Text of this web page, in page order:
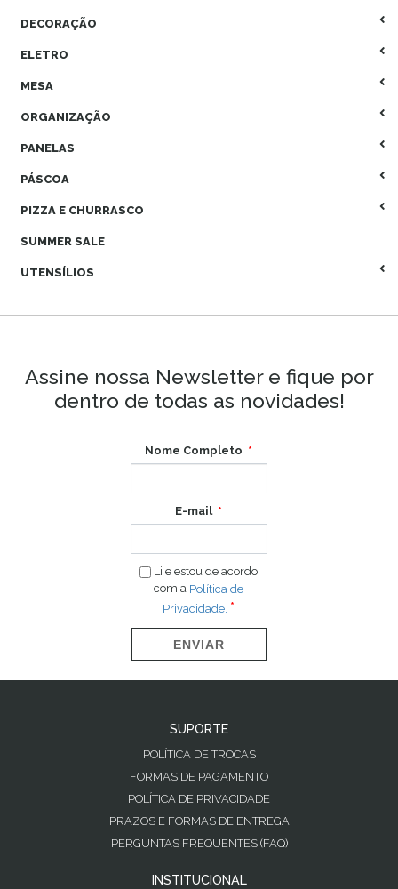
DECORAÇÃO
ELETRO
MESA
ORGANIZAÇÃO
PANELAS
PÁSCOA
PIZZA E CHURRASCO
SUMMER SALE
UTENSÍLIOS
Assine nossa Newsletter e fique por
dentro de todas as novidades!
Nome Completo
E-mail
Li e estou de acordo
com a Política de
Privacidade.
ENVIAR
SUPORTE
POLÍTICA DE TROCAS
FORMAS DE PAGAMENTO
POLÍTICA DE PRIVACIDADE
PRAZOS E FORMAS DE ENTREGA
PERGUNTAS FREQUENTES (FAQ)
INSTITUCIONAL